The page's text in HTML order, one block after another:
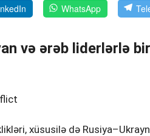
WhatsApp
və ərəb liderlərlə
xüsusilə də